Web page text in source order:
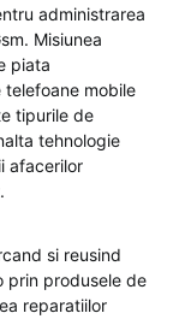
administrarea
Misiunea
piata
telefoane mobile
tipurile de
tehnologie
afacerilor
si reusind
prin produsele de
reparatiilor